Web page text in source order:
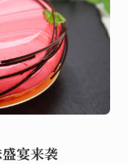
宴来袭